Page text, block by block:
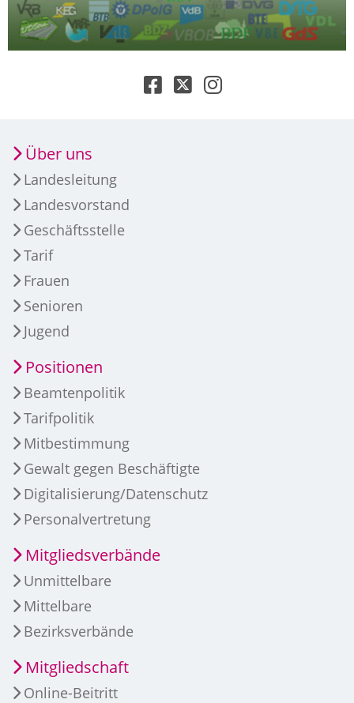
Über uns
Landesleitung
Landesvorstand
Geschäftsstelle
Tarif
Frauen
Senioren
Jugend
Positionen
Beamtenpolitik
Tarifpolitik
Mitbestimmung
Gewalt gegen Beschäftigte
Digitalisierung/Datenschutz
Personalvertretung
Mitgliedsverbände
Unmittelbare
Mittelbare
Bezirksverbände
Mitgliedschaft
Online-Beitritt